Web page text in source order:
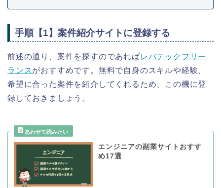
手順【1】案件紹介サイトに登録する
前述の通り、案件を探すのであればレバテックフリー
ランスがおすすめです。無料で自身のスキルや経験、
希望に合った案件を紹介してくれるため、この機に登
録しておきましょう。
エンジニアの副業サイトおすす
め17選